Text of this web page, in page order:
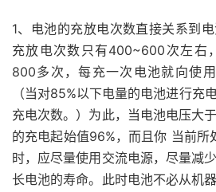
1、电池的充放电次数直接关系到
充放电次数只有400~600次左右
800多次，每充一次电池就向使
（当对85%以下电量的电池进行充
充电次数。）为此，当电池电压大
的充电起始值96%，而且你 当前
时，应尽量使用交流电源，尽量减
长电池的寿命。此时电池不必从机